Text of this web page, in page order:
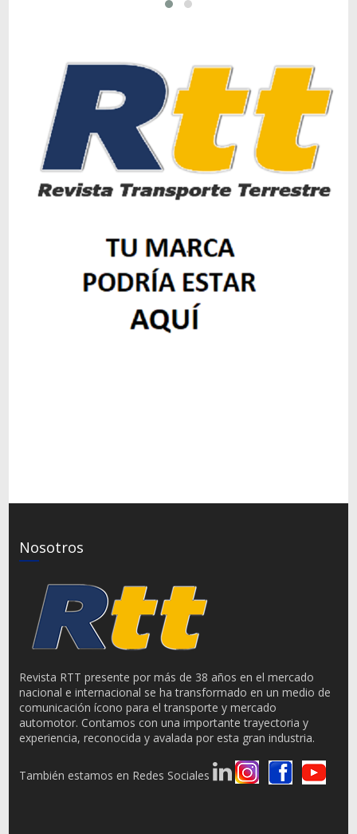
Nosotros
Revista RTT presente por más de 38 años en el mercado
nacional e internacional se ha transformado en un medio de
comunicación ícono para el transporte y mercado
automotor. Contamos con una importante trayectoria y
experiencia, reconocida y avalada por esta gran industria.
También estamos en Redes Sociales